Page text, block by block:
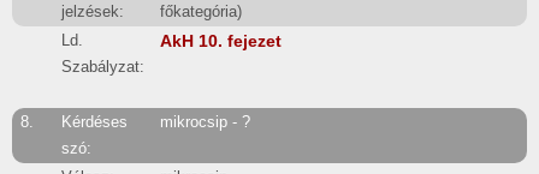
jelzések:
főkategória)
Ld.
Szabályzat:
AkH 10. fejezet
8.
Kérdéses
szó:
mikrocsip - ?